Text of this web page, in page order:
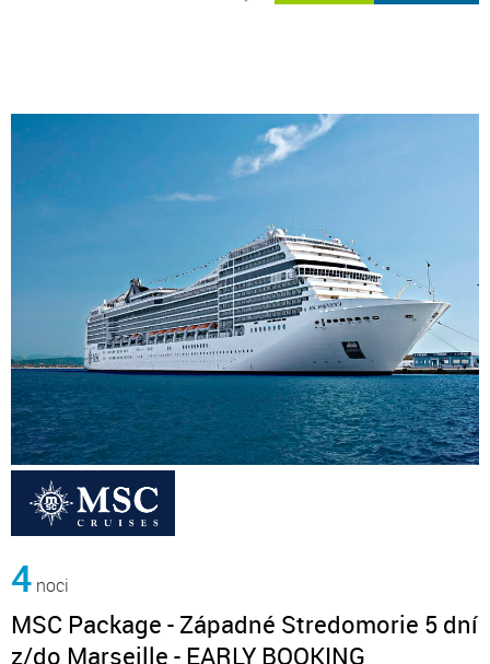
4 noci
MSC Package - Západné Stredomorie 5 dní
z/do Marseille - EARLY BOOKING